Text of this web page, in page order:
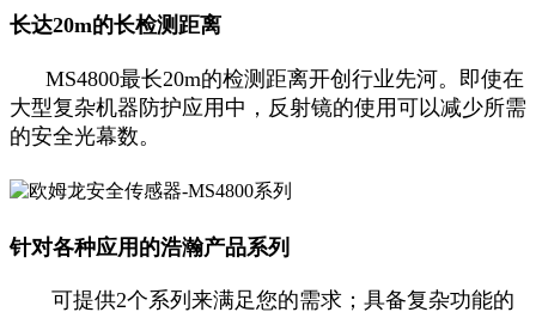
长达20m的长检测距离
MS4800最长20m的检测距离开创行业先河。即使在
大型复杂机器防护应用中，反射镜的使用可以减少所需
的安全光幕数。
针对各种应用的浩瀚产品系列
可提供2个系列来满足您的需求；具备复杂功能的